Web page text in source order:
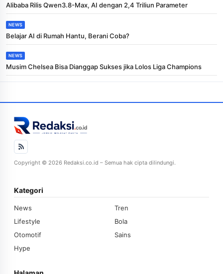
Alibaba Rilis Qwen3.8-Max, AI dengan 2,4 Triliun Parameter
NEWS
Belajar AI di Rumah Hantu, Berani Coba?
NEWS
Musim Chelsea Bisa Dianggap Sukses jika Lolos Liga Champions
Copyright © 2026 Redaksi.co.id – Semua hak cipta dilindungi.
Kategori
News
Tren
Lifestyle
Bola
Otomotif
Sains
Hype